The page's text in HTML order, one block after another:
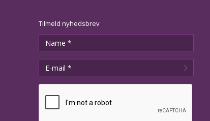
Tilmeld nyhedsbrev